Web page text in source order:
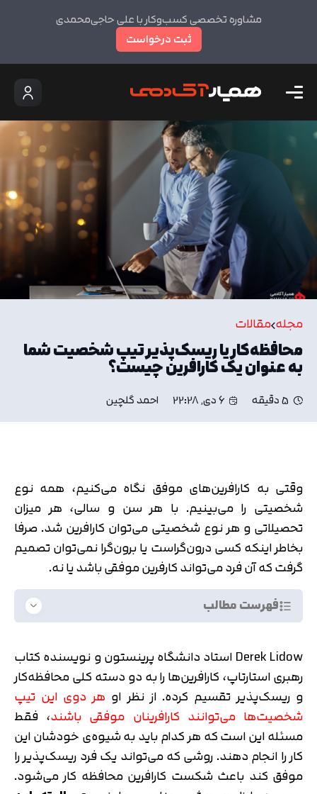
مشاوره تخصصی کسب‌وکار با علی حاجی‌محمدی
ثبت درخواست
مجله مقالات
محافظه‌کار یا ریسک‌پذیر تیپ شخصیت شما
به عنوان یک کارافرین چیست؟
5 دقیقه 6 دی, 22:28 احمد گلچین
وقتی به کارافرین‌های موفق نگاه می‌کنیم، همه نوع
شخصیتی را می‌بینیم. با هر سن و سالی، هر میزان
تحصیلاتی و هر نوع شخصیتی می‌توان کارافرین شد. صرفا
بخاطر اینکه کسی درون‌گراست یا برون‌گرا نمی‌توان تصمیم
گرفت که آن فرد می‌تواند کارفرین موفقی باشد یا نه.
فهرست مطالب
Derek Lidow استاد دانشگاه پرینستون و نویسنده کتاب
رهبری استارتاپ، کارافرین‌ها را به دو دسته کلی محافظه‌کار
و ریسک‌پذیر تقسیم کرده. از نظر او هر دوی این تیپ
شخصیت‌ها می‌توانند کارافرینان موفقی باشند، فقط
مسئله این است که هر کدام باید به شیوه‌ی خودشان این
کار را انجام دهند. روشی که می‌تواند یک فرد ریسک‌پذیر را
موفق کند باعث شکست کارافرین محافظه کار می‌شود.